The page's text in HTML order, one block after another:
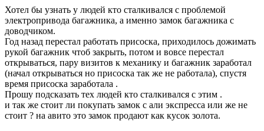
Хотел бы узнать у людей кто сталкивался с проблемой
электропривода багажника, а именно замок багажника с
доводчиком.
Год назад перестал работать присоска, приходилось дожимать
рукой багажник чтоб закрыть, потом и вовсе перестал
открываться, пару визитов к механику и багажник заработал
(начал открываться но присоска так же не работала), спустя
время присоска заработала .
Прошу подсказать тех людей кто сталкивался с этим .
и так же стоит ли покупать замок с али экспресса или же не
стоит ? на авито это замок продают как кусок золота.